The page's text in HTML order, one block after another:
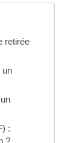
retirée
un
:
?